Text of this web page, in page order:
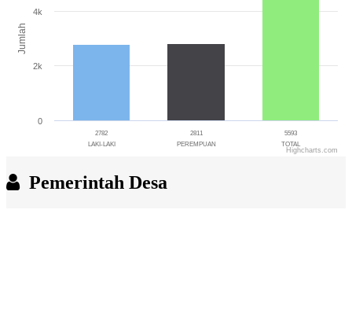
Jumlah
2782
LAKI-LAKI
2811
PEREMPUAN
5593
TOTAL
0
2k
4k
Highcharts.com
Pemerintah Desa